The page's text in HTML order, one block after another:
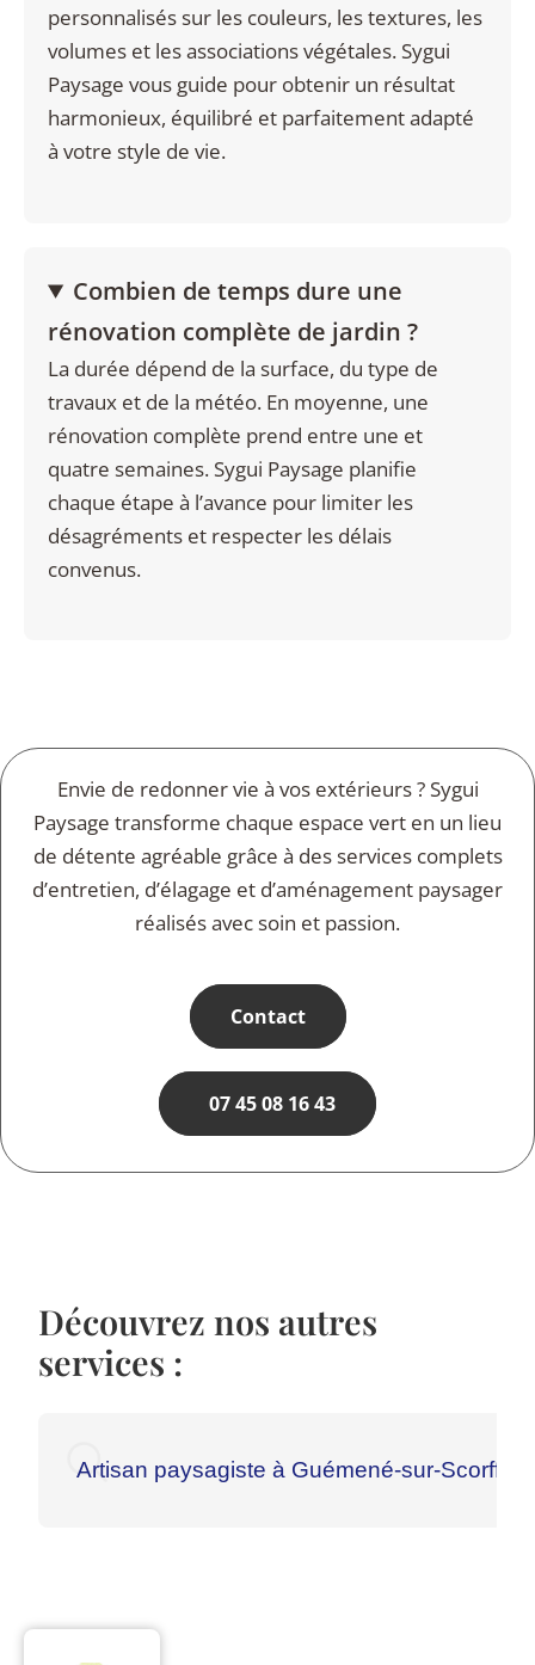
personnalisés sur les couleurs, les textures, les
volumes et les associations végétales. Sygui
Paysage vous guide pour obtenir un résultat
harmonieux, équilibré et parfaitement adapté
à votre style de vie.
Combien de temps dure une
rénovation complète de jardin ?
La durée dépend de la surface, du type de
travaux et de la météo. En moyenne, une
rénovation complète prend entre une et
quatre semaines. Sygui Paysage planifie
chaque étape à l’avance pour limiter les
désagréments et respecter les délais
convenus.
Envie de redonner vie à vos extérieurs ? Sygui
Paysage transforme chaque espace vert en un lieu
de détente agréable grâce à des services complets
d’entretien, d’élagage et d’aménagement paysager
réalisés avec soin et passion.
Contact
07 45 08 16 43
Découvrez nos autres
services :
Artisan paysagiste à Guémené-sur-Scorff